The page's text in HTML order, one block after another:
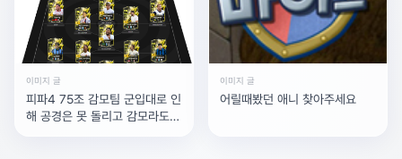
이미지 글
피파4 75조 감모팀 군입대로 인
해 공경은 못 돌리고 감모라도
이미지 글
어릴때봤던 애니 찾아주세요